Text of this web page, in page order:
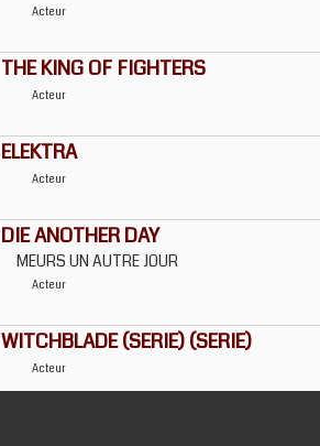
Acteur
THE KING OF FIGHTERS
Acteur
ELEKTRA
Acteur
DIE ANOTHER DAY
MEURS UN AUTRE JOUR
Acteur
WITCHBLADE (SERIE) (SERIE)
Acteur